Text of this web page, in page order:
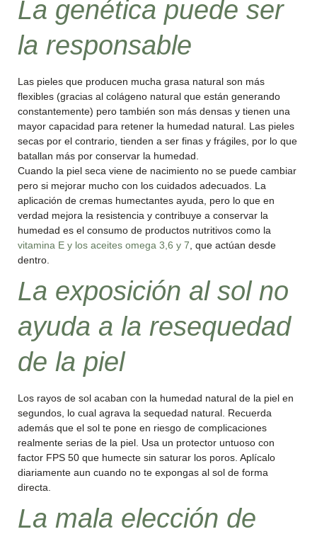
La genética puede ser
la responsable
Las pieles que producen mucha grasa natural son más
flexibles (gracias al colágeno natural que están generando
constantemente) pero también son más densas y tienen una
mayor capacidad para retener la humedad natural. Las pieles
secas por el contrario, tienden a ser finas y frágiles, por lo que
batallan más por conservar la humedad.
Cuando la piel seca viene de nacimiento no se puede cambiar
pero si mejorar mucho con los cuidados adecuados. La
aplicación de cremas humectantes ayuda, pero lo que en
verdad mejora la resistencia y contribuye a conservar la
humedad es el consumo de productos nutritivos como la
vitamina E y los aceites omega 3,6 y 7 , que actúan desde
dentro.
La exposición al sol no
ayuda a la resequedad
de la piel
Los rayos de sol acaban con la humedad natural de la piel en
segundos, lo cual agrava la sequedad natural. Recuerda
además que el sol te pone en riesgo de complicaciones
realmente serias de la piel. Usa un protector untuoso con
factor FPS 50 que humecte sin saturar los poros. Aplícalo
diariamente aun cuando no te expongas al sol de forma
directa.
La mala elección de